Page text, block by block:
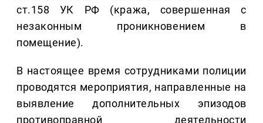
ст.158 УК РФ (кража, совершенная с
незаконным проникновением в
помещение).
В настоящее время сотрудниками полиции
проводятся мероприятия, направленные на
выявление дополнительных эпизодов
противоправной деятельности